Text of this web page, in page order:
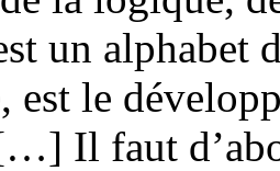
un alphabet
est le
Il faut